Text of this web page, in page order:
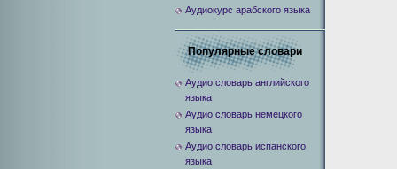
Аудиокурс арабского языка
Популярные словари
Аудио словарь английского
языка
Аудио словарь немецкого
языка
Аудио словарь испанского
языка